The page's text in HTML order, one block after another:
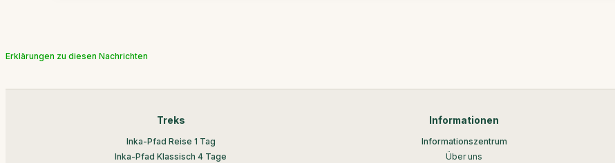
Erklärungen zu diesen Nachrichten
Treks
Inka-Pfad Reise 1 Tag
Inka-Pfad Klassisch 4 Tage
Informationen
Informationszentrum
Über uns